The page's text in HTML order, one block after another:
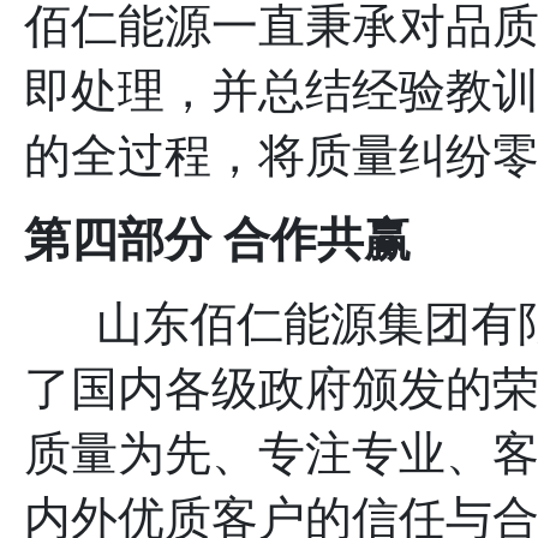
佰仁能源一直秉承对品
即处理，并总结经验教
的全过程，将质量纠纷
第四部分 合作共赢
山东佰仁能源集团有
了国内各级政府颁发的
质量为先、专注专业、
内外优质客户的信任与